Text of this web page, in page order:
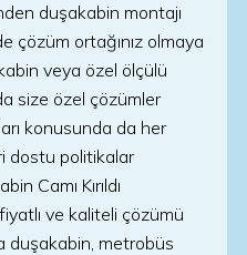
duşakabin montajı
çözüm ortağınız olmaya
veya özel ölçülü
size özel çözümler
konusunda da her
dostu politikalar
Camı Kırıldı
ve kaliteli çözümü
duşakabin, metrobüs